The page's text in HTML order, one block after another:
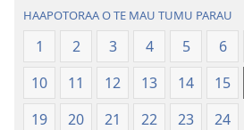
HAAPOTORAA O TE MAU TUMU PARAU
1 2 3 4 5 6
10
11 12 13 14 15
19
20 21 22 23 24